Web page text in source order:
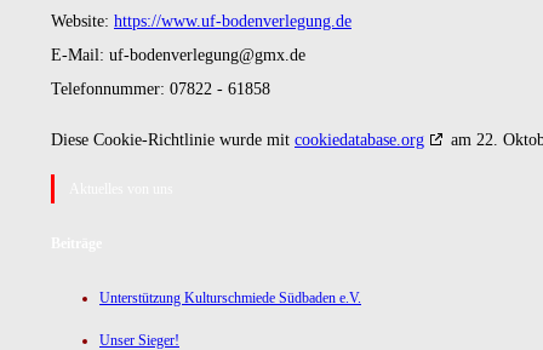
Website: https://www.uf-bodenverlegung.de
E-Mail: ed.xmg@gnugelrevnedob-fu
Telefonnummer: 07822 - 61858
Diese Cookie-Richtlinie wurde mit cookiedatabase.org am 22.
Unterstützung Kulturschmiede Südbaden e.V.
Unser Sieger!